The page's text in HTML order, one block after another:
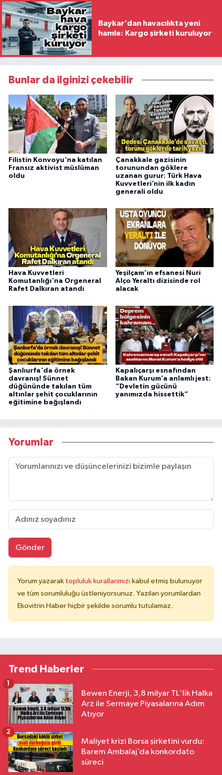
Baykar’dan havacılıkta yeni
hamle: Kargo şirketi kuruluyor
Bunlar da ilginizi çekebilir
Filistin Konvoyu'na katılan
Fransız aktivist müslüman
oldu
Çanakkale gazisinin
torunundan göklere
uzanan gurur: Türk Hava
Kuvvetleri’nin ilk kadın
generali oldu
Hava Kuvvetleri
Komutanlığı'na Orgeneral
Rafet Dalkıran atandı
Yeşilçam’ın efsanesi Nuri
Alço Yeraltı dizisinde rol
alacak
Şanlıurfa'da örnek
davranış! Sünnet
düğününde takılan tüm
altınlar şehit çocuklarının
eğitimine bağışlandı
Kapalıçarşı esnafından
Bakan Kurum’a anlamlı jest:
“Devletin gücünü
yanımızda hissettik”
Yorumlar
Gönder
Yorum yazarak topluluk kurallarımızı kabul etmiş bulunuyor
ve tüm sorumluluğu üstleniyorsunuz. Yazılan yorumlardan
Ekovitrin Haber hiçbir şekilde sorumlu tutulamaz.
Trend Haberler
Bewen Enerji, 3,8 milyar TL'lik Halka
Arz ile Sermaye Piyasalarına Adım
Atıyor
1
Maliyet krizi Borsa şirketini vurdu:
Barem Ambalaj’da konkordato
süreci
2